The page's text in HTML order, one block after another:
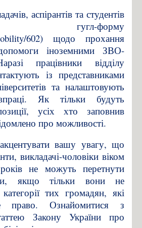
аспірантів та студентів
гугл-форму
602) щодо прохання
іноземними ЗВО-
працівники відділу
із представниками
та налаштовують
Як тільки будуть
усіх хто заповнив
про можливості.
вашу увагу, що
викладачі-чоловіки віком
не можуть перетнути
якщо тільки вони не
тих громадян, які
Ознайомитися з
Закону України про